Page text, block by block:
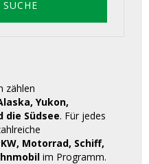
zählen
Yukon,
die Südsee. Für jedes
Motorrad, Schiff,
im Programm.